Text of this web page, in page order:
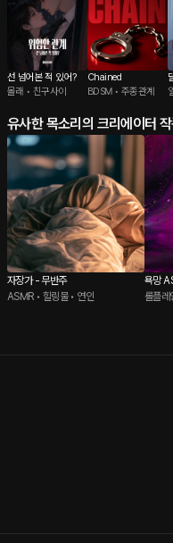
선 넘어본 적 있어?
몰래 • 친구사이
Chained
BDSM • 주종관계
유사한 목소리의 크리에이터
자장가 - 무반주
ASMR • 힐링물 • 연인
욕망
롤플레